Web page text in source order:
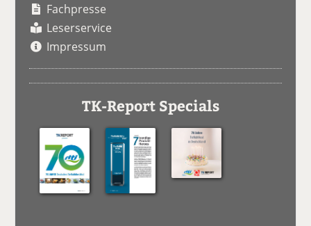
Fachpresse
Leserservice
Impressum
TK-Report Specials